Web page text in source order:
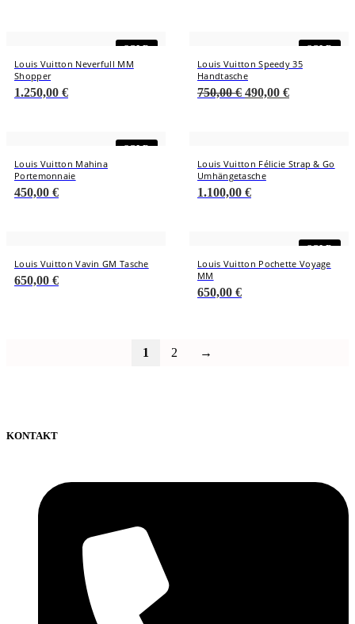
SOLD
Louis Vuitton Neverfull MM
Shopper
1.250,00 €
SOLD
Louis Vuitton Speedy 35
Handtasche
750,00€ Ursprünglicher
490,00 €Aktueller
SOLD
Louis Vuitton Mahina
Portemonnaie
450,00 €
Louis Vuitton Félicie Strap & Go
Umhängetasche
1.100,00 €
Louis Vuitton Vavin GM Tasche
650,00 €
SOLD
Louis Vuitton Pochette Voyage
MM
650,00 €
1 2 →
KONTAKT